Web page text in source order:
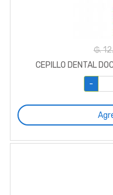
₲.
CEPILLO DENTAL
-